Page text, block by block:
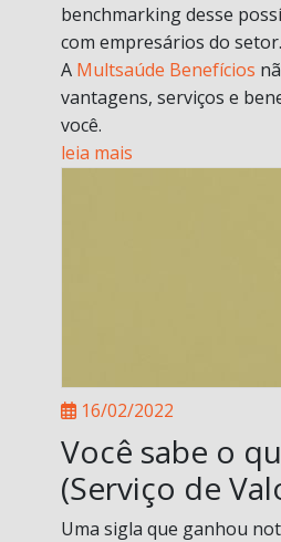
benchmarking desse
com empresários do setor.
A Multsaúde Benefícios
vantagens, serviços e
você.
leia mais
16/02/2022
Você sabe o
(Serviço de
Uma sigla que ganhou